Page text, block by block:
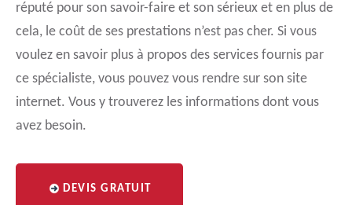
réputé pour son savoir-faire et son sérieux et en plus de
cela, le coût de ses prestations n’est pas cher. Si vous
voulez en savoir plus à propos des services fournis par
ce spécialiste, vous pouvez vous rendre sur son site
internet. Vous y trouverez les informations dont vous
avez besoin.
DEVIS GRATUIT